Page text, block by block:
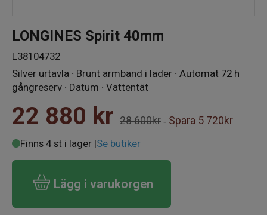
LONGINES Spirit 40mm
L38104732
Silver urtavla ∙ Brunt armband i läder ∙ Automat 72 h
gångreserv ∙ Datum ∙ Vattentät
22 880 kr 28 600kr - Spara 5 720kr
Finns 4 st i lager |Se butiker
Lägg i varukorgen